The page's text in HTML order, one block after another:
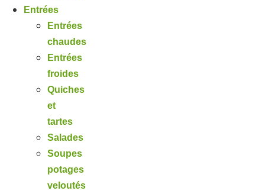
Entrées
Entrées
chaudes
Entrées
froides
Quiches
et
tartes
Salades
Soupes
potages
veloutés